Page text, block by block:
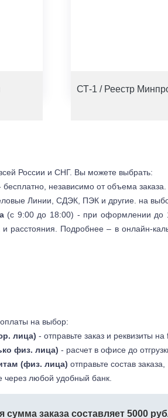
СТ-1 / Реестр
России и СНГ. Вы можете выбрать:
бесплатно, независимо от объема заказа.
Линии, СДЭК, ПЭК и другие. на
(с 9:00 до 18:00) - при оформлении до
расстояния. Подробнее – в онлайн-
на выбор:
лица) - отправьте заказ и реквизиты на
физ. лица) - расчет в офисе до
(физ. лица) отправьте состав
через любой удобный банк.
сумма заказа составляет 5000